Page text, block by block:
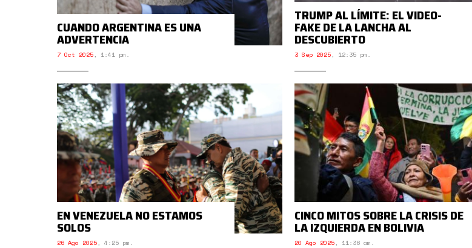
CUANDO ARGENTINA ES UNA
ADVERTENCIA
7 Oct 2025, 1:41 pm.
TRUMP AL LÍMITE: EL VIDEO-
FAKE DE LA LANCHA AL
DESCUBIERTO
3 Sep 2025, 12:35 pm.
EN VENEZUELA NO ESTAMOS
SOLOS
26 Ago 2025, 4:25 pm.
CINCO MITOS SOBRE LA CRISIS DE
LA IZQUIERDA EN BOLIVIA
20 Ago 2025, 11:36 am.